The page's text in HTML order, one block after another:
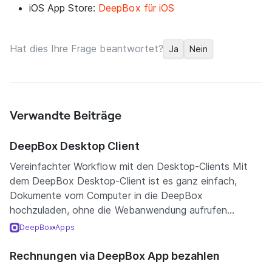
iOS App Store: DeepBox für iOS
Hat dies Ihre Frage beantwortet? Ja Nein
Verwandte Beiträge
DeepBox Desktop Client
Vereinfachter Workflow mit den Desktop-Clients Mit
dem DeepBox Desktop-Client ist es ganz einfach,
Dokumente vom Computer in die DeepBox
hochzuladen, ohne die Webanwendung aufrufen...
DeepBox Apps
Rechnungen via DeepBox App bezahlen